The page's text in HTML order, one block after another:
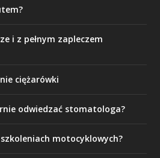
i z pełnym zapleczem
ciężarówki
odwiedzać stomatologa?
motocyklowych?